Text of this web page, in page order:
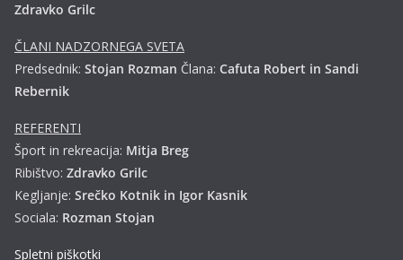
Zdravko Grilc
ČLANI NADZORNEGA SVETA
Predsednik: Stojan Rozman Člana: Cafuta Robert in Sandi
Rebernik
REFERENTI
Šport in rekreacija: Mitja Breg
Ribištvo: Zdravko Grilc
Kegljanje: Srečko Kotnik in Igor Kasnik
Sociala: Rozman Stojan
Spletni piškotki